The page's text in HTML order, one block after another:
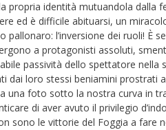
propria identità mutuandola dalla
ed è difficile abituarsi, un
l’inversione dei ruoli! È
a protagonisti assoluti,
passività dello spettatore nella
dai loro stessi beniamini prostrati
una foto sotto la nostra curva in
di aver avuto il privilegio
sono le vittorie del Foggia a fare